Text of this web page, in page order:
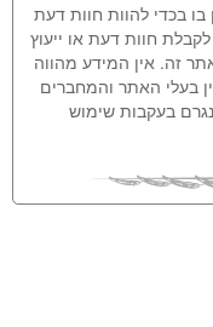
בכדי להוות חוות דעת
חוות דעת או ייעוץ
זה. אין המידע מהווה
בעלי האתר והמחברים
בעקבות שימוש